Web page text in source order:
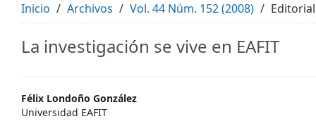
Inicio Archivos Vol. 44 Núm. 152 (2008) Editorial
La investigación se vive en EAFIT
Main
Article
Félix Londoño González
Universidad EAFIT